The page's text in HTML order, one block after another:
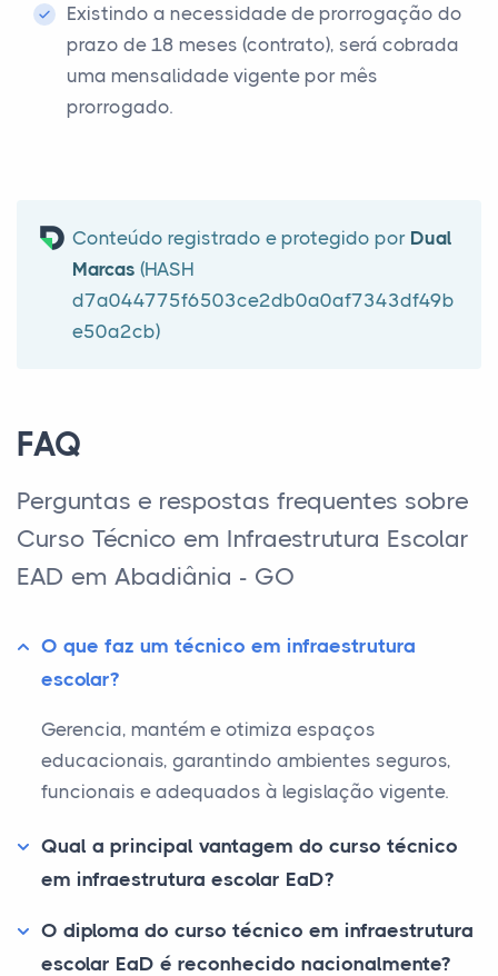
Existindo a necessidade de prorrogação do
prazo de 18 meses (contrato), será cobrada
uma mensalidade vigente por mês
prorrogado.
Conteúdo registrado e protegido por Dual
Marcas (HASH
d7a044775f6503ce2db0a0af7343df49b
e50a2cb)
FAQ
Perguntas e respostas frequentes sobre
Curso Técnico em Infraestrutura Escolar
EAD em Abadiânia - GO
O que faz um técnico em infraestrutura
escolar?
Gerencia, mantém e otimiza espaços
educacionais, garantindo ambientes seguros,
funcionais e adequados à legislação vigente.
Qual a principal vantagem do curso técnico
em infraestrutura escolar EaD?
O diploma do curso técnico em infraestrutura
escolar EaD é reconhecido nacionalmente?